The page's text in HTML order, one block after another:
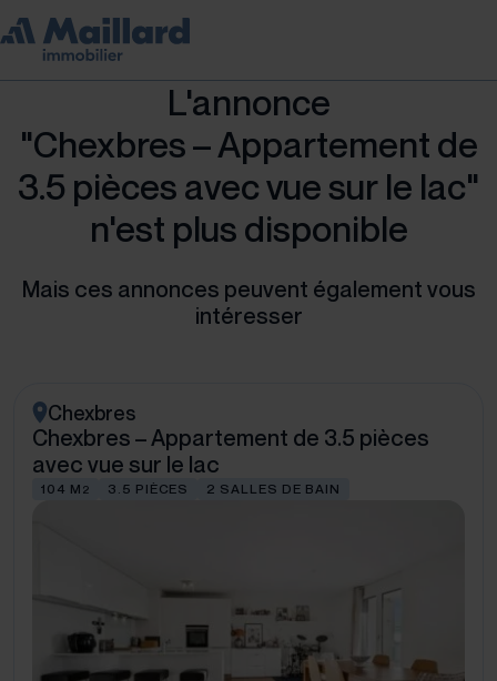
L'annonce
"Chexbres – Appartement de
3.5 pièces avec vue sur le lac"
n'est plus disponible
Mais ces annonces peuvent également vous
intéresser
Chexbres
Chexbres – Appartement de 3.5 pièces
avec vue sur le lac
104 M 2 3.5 PIÈCES 2 SALLES DE BAIN